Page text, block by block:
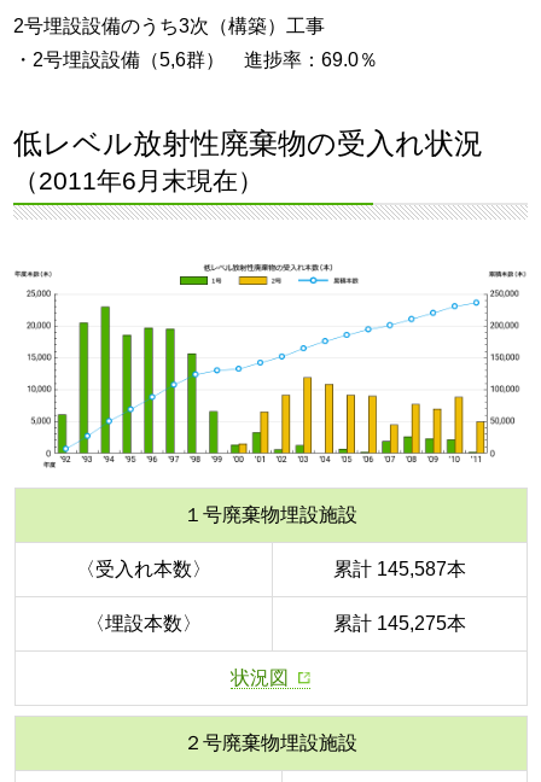
2号埋設設備のうち3次（構築）工事
・2号埋設設備（5,6群） 進捗率：69.0％
低レベル放射性廃棄物の受入れ状況
（2011年6月末現在）
１号廃棄物埋設施設
〈受入れ本数〉 累計 145,587本
〈埋設本数〉 累計 145,275本
状況図
２号廃棄物埋設施設